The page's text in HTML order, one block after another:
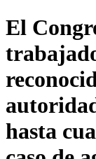
El
hasta